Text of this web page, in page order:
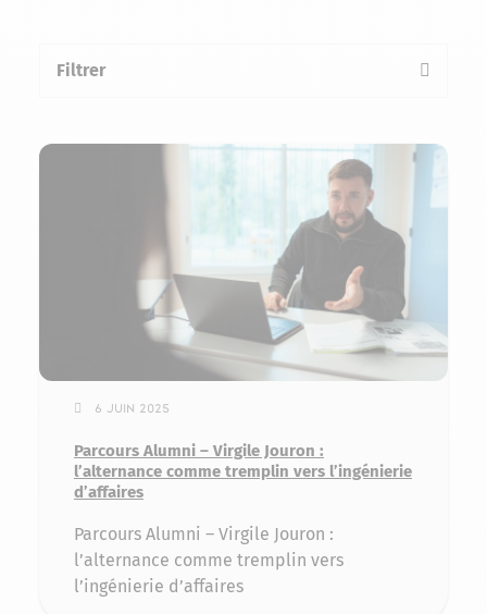
Filtrer
6 juin 2025
Parcours Alumni – Virgile Jouron :
l’alternance comme tremplin vers l’ingénierie
d’affaires
Parcours Alumni – Virgile Jouron :
l’alternance comme tremplin vers
l’ingénierie d’affaires